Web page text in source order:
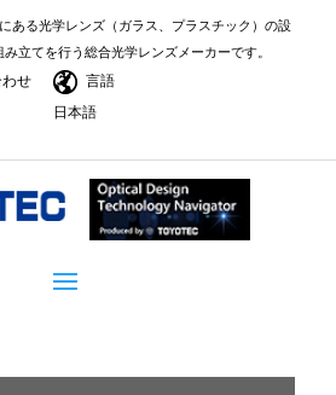
ある光学レンズ（ガラス、プラスチック）の設
立てを行う総合光学レンズメーカーです。
せ
言語
日本語